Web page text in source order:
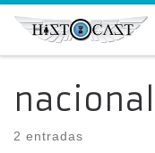
Saltar al contenido
2 entradas